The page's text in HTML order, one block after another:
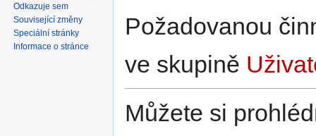
Požadovanou
ve skupině
Můžete si
Odkazuje sem
Související změny
Speciální stránky
Informace o stránce